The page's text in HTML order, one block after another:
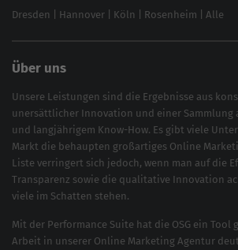
Dresden Hannover Köln Rosenheim Alle
Über uns
Unsere Leistungen sind die Ergebnisse aus
unersättlicher Innovation und einer Sammlung
und langjährigem Know-How. Es gibt viele
Markt die behaupten großartiges Online
Liste verringert sich jedoch, wenn man auf die
Transparenz sowie die qualitative Innovation
viele im Schatten stehen.
Mit der Performance Suite hat die OSG ein Tool
Arbeit in unserer Online Marketing Agentur